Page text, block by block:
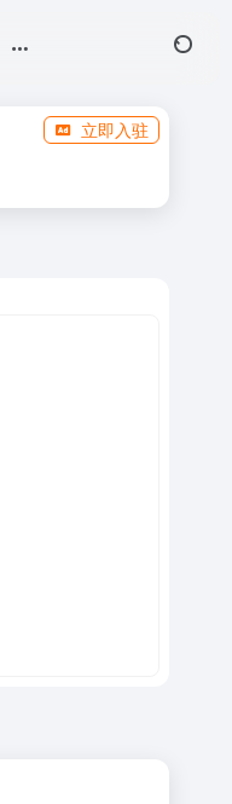
立即入驻